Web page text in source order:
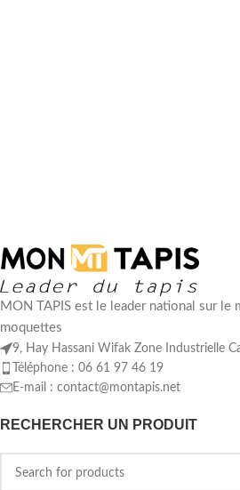
MON TAPIS est le leader national sur le
moquettes
9, Hay Hassani Wifak Zone Industrielle
Téléphone : 06 61 97 46 19
E-mail : contact@montapis.net
RECHERCHER UN PRODUIT